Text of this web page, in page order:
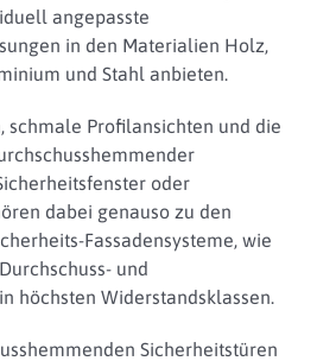
angepasste
in den Materialien Holz,
und Stahl anbieten.
schmale Profilansichten und die
oder
dabei genauso zu den
Fassadensysteme, wie
und
höchsten Widerstandsklassen.
Sicherheitstüren